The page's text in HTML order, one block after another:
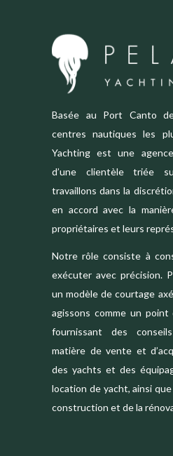
Basée au Port Canto
centres nautiques les
Yachting est une
d’une clientèle triée
travaillons dans la
en accord avec la
propriétaires et leurs
Notre rôle consiste à
exécuter avec précision.
un modèle de courtage
agissons comme un
fournissant des
matière de vente et
des yachts et des
location de yacht, ainsi
construction et de la